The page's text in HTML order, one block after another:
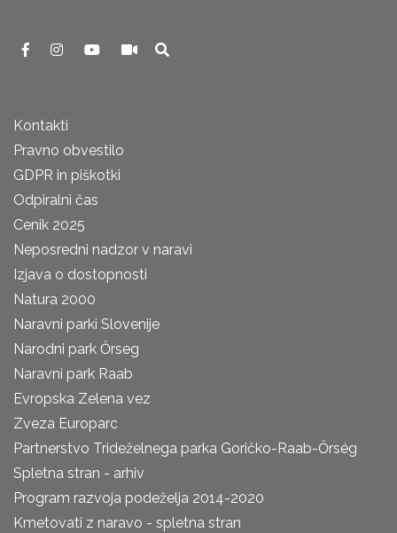
Kontakti
Pravno obvestilo
GDPR in piškotki
Odpiralni čas
Cenik 2025
Neposredni nadzor v naravi
Izjava o dostopnosti
Natura 2000
Naravni parki Slovenije
Narodni park Őrseg
Naravni park Raab
Evropska Zelena vez
Zveza Europarc
Partnerstvo Trideželnega parka Goričko-Raab-Őrség
Spletna stran - arhiv
Program razvoja podeželja 2014-2020
Kmetovati z naravo - spletna stran